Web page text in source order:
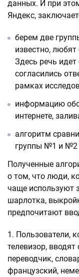
данных. И при
Яндекс,
берем две
известно, любят
Здесь речь
согласились
рамках
информацию
интернете,
алгоритм
группы №1 и №2
Полученные
о том, что люди,
чаще используют
шарлотка,
предпочитают
Пользователи,
телевизор,
переводчик,
французский,